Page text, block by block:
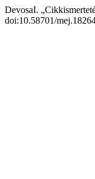
DevosaI.
doi:10.58701/